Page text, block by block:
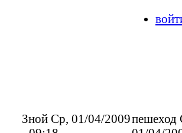
Зной Ср, 01/04/2009пешеход